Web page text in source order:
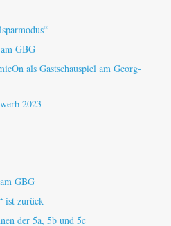
GBG
als Gastschauspiel am Georg-
2023
GBG
ist zurück
der 5a, 5b und 5c